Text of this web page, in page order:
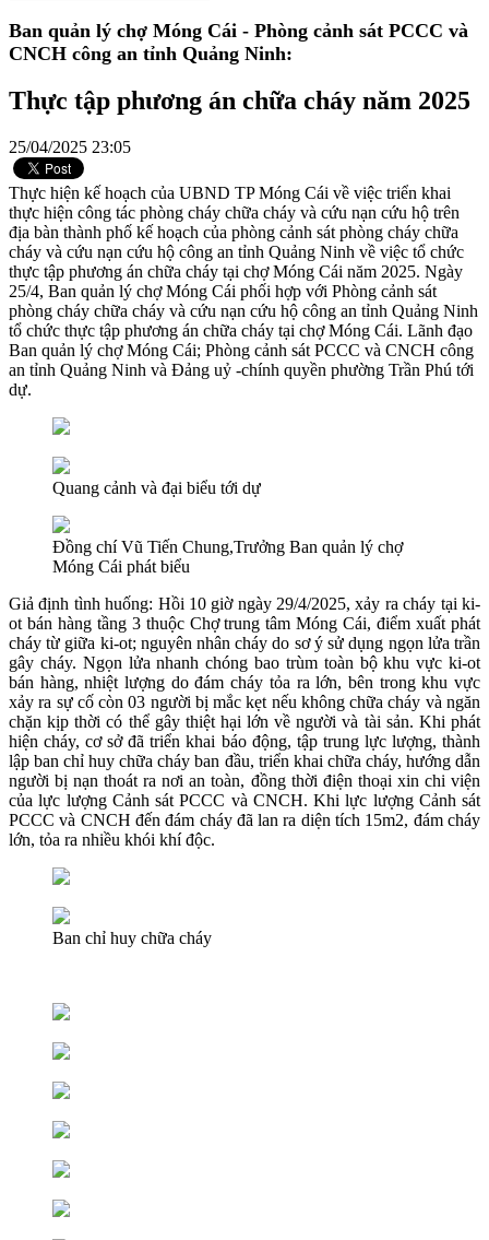
Ban quản lý chợ Móng Cái - Phòng cảnh sát PCCC và
CNCH công an tỉnh Quảng Ninh:
Thực tập phương án chữa cháy năm 2025
25/04/2025 23:05
Thực hiện kế hoạch của UBND TP Móng Cái về việc triển khai
thực hiện công tác phòng cháy chữa cháy và cứu nạn cứu hộ trên
địa bàn thành phố kế hoạch của phòng cảnh sát phòng cháy chữa
cháy và cứu nạn cứu hộ công an tỉnh Quảng Ninh về việc tổ chức
thực tập phương án chữa cháy tại chợ Móng Cái năm 2025. Ngày
25/4, Ban quản lý chợ Móng Cái phối hợp với Phòng cảnh sát
phòng cháy chữa cháy và cứu nạn cứu hộ công an tỉnh Quảng Ninh
tổ chức thực tập phương án chữa cháy tại chợ Móng Cái. Lãnh đạo
Ban quản lý chợ Móng Cái; Phòng cảnh sát PCCC và CNCH công
an tỉnh Quảng Ninh và Đảng uỷ -chính quyền phường Trần Phú tới
dự.
Quang cảnh và đại biểu tới dự
Đồng chí Vũ Tiến Chung,Trưởng Ban quản lý chợ
Móng Cái phát biểu
Giả định tình huống: Hồi 10 giờ ngày 29/4/2025, xảy ra cháy tại ki-
ot bán hàng tầng 3 thuộc Chợ trung tâm Móng Cái, điểm xuất phát
cháy từ giữa ki-ot; nguyên nhân cháy do sơ ý sử dụng ngọn lửa trần
gây cháy. Ngọn lửa nhanh chóng bao trùm toàn bộ khu vực ki-ot
bán hàng, nhiệt lượng do đám cháy tỏa ra lớn, bên trong khu vực
xảy ra sự cố còn 03 người bị mắc kẹt nếu không chữa cháy và ngăn
chặn kịp thời có thể gây thiệt hại lớn về người và tài sản. Khi phát
hiện cháy, cơ sở đã triển khai báo động, tập trung lực lượng, thành
lập ban chỉ huy chữa cháy ban đầu, triển khai chữa cháy, hướng dẫn
người bị nạn thoát ra nơi an toàn, đồng thời điện thoại xin chi viện
của lực lượng Cảnh sát PCCC và CNCH. Khi lực lượng Cảnh sát
PCCC và CNCH đến đám cháy đã lan ra diện tích 15m2, đám cháy
lớn, tỏa ra nhiều khói khí độc.
Ban chỉ huy chữa cháy